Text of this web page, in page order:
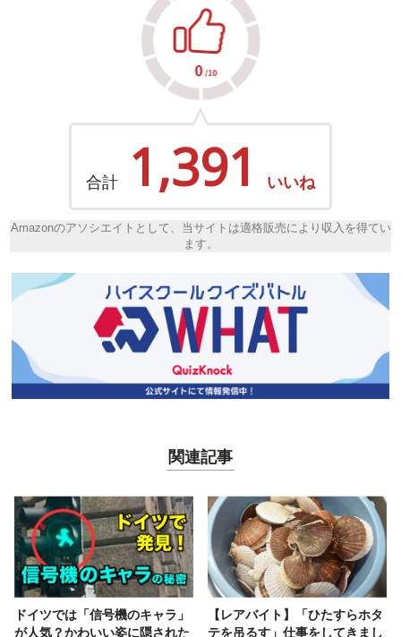
合計 1,391 いいね
Amazonのアソシエイトとして、当サイトは適格販売により収入を得てい
ます。
関連記事
ドイツでは「信号機のキャラ」
が人気？かわいい姿に隠された
【レアバイト】「ひたすらホタ
テを吊るす」仕事をしてきまし